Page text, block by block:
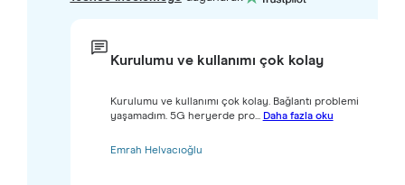
Kurulumu ve kullanımı çok kolay
Kurulumu ve kullanımı çok kolay. Bağlantı problemi
yaşamadım. 5G heryerde pro... Daha fazla oku
Emrah Helvacıoğlu